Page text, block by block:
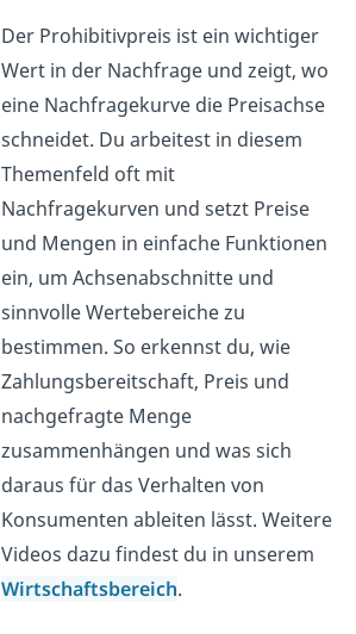
Der Prohibitivpreis ist ein wichtiger
Wert in der Nachfrage und zeigt, wo
eine Nachfragekurve die Preisachse
schneidet. Du arbeitest in diesem
Themenfeld oft mit
Nachfragekurven und setzt Preise
und Mengen in einfache Funktionen
ein, um Achsenabschnitte und
sinnvolle Wertebereiche zu
bestimmen. So erkennst du, wie
Zahlungsbereitschaft, Preis und
nachgefragte Menge
zusammenhängen und was sich
daraus für das Verhalten von
Konsumenten ableiten lässt. Weitere
Videos dazu findest du in unserem
Wirtschaftsbereich.